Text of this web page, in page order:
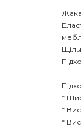
*
*
*